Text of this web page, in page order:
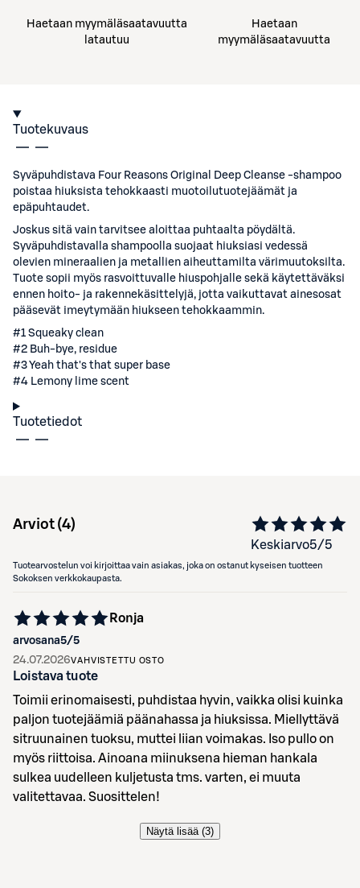
Haetaan myymäläsaatavuutta
latautuu
Haetaan
myymäläsaatavuutta
Tuotekuvaus
Syväpuhdistava Four Reasons Original Deep Cleanse -shampoo
poistaa hiuksista tehokkaasti muotoilutuotejäämät ja
epäpuhtaudet.
Joskus sitä vain tarvitsee aloittaa puhtaalta pöydältä.
Syväpuhdistavalla shampoolla suojaat hiuksiasi vedessä
olevien mineraalien ja metallien aiheuttamilta värimuutoksilta.
Tuote sopii myös rasvoittuvalle hiuspohjalle sekä käytettäväksi
ennen hoito- ja rakennekäsittelyjä, jotta vaikuttavat ainesosat
pääsevät imeytymään hiukseen tehokkaammin.
#1 Squeaky clean
#2 Buh-bye, residue
#3 Yeah that's that super base
#4 Lemony lime scent
Tuotetiedot
Arviot (4)
Keskiarvo5/5
Tuotearvostelun voi kirjoittaa vain asiakas, joka on ostanut kyseisen tuotteen
Sokoksen verkkokaupasta.
arvosana5/5
Ronja
24.07.2026VAHVISTETTU OSTO
Loistava tuote
Toimii erinomaisesti, puhdistaa hyvin, vaikka olisi kuinka
paljon tuotejäämiä päänahassa ja hiuksissa. Miellyttävä
sitruunainen tuoksu, muttei liian voimakas. Iso pullo on
myös riittoisa. Ainoana miinuksena hieman hankala
sulkea uudelleen kuljetusta tms. varten, ei muuta
valitettavaa. Suosittelen!
Näytä lisää (3)